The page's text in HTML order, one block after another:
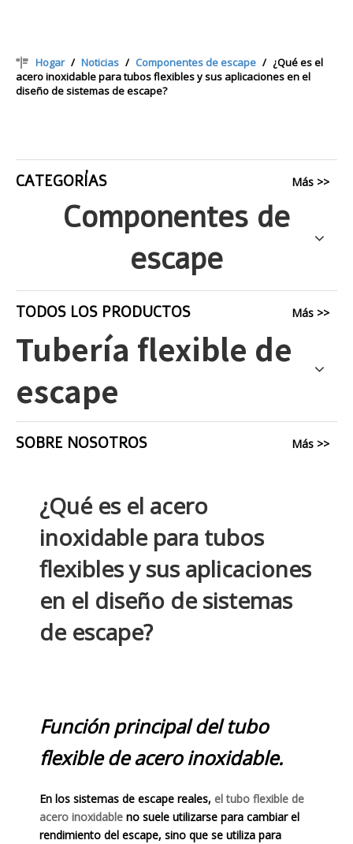
Hogar / Noticias / Componentes de escape / ¿Qué es el
acero inoxidable para tubos flexibles y sus aplicaciones en el
diseño de sistemas de escape?
CATEGORÍAS Más >>
Componentes de
escape
TODOS LOS PRODUCTOS Más >>
Tubería flexible de
escape
SOBRE NOSOTROS Más >>
¿Qué es el acero
inoxidable para tubos
flexibles y sus aplicaciones
en el diseño de sistemas
de escape?
Función principal del tubo
flexible de acero inoxidable.
En los sistemas de escape reales, el tubo flexible de
acero inoxidable no suele utilizarse para cambiar el
rendimiento del escape, sino que se utiliza para